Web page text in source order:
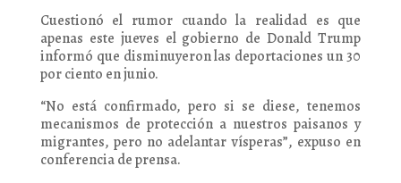
Cuestionó el rumor cuando la realidad es que
apenas este jueves el gobierno de Donald Trump
informó que disminuyeron las deportaciones un 30
por ciento en junio.
“No está confirmado, pero si se diese, tenemos
mecanismos de protección a nuestros paisanos y
migrantes, pero no adelantar vísperas”, expuso en
conferencia de prensa.